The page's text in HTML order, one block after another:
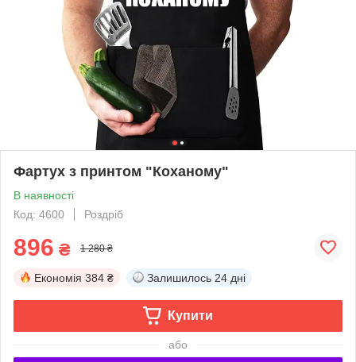
Фартух з принтом "Коханому"
В наявності
Код: 4600
Роздріб
896 ₴ 1 280 ₴
Економія 384 ₴ Залишилось 24 дні
Купити
або